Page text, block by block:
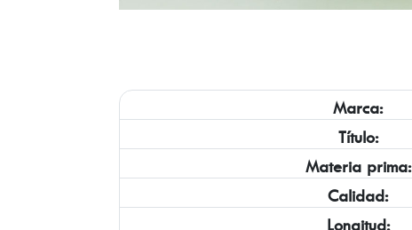
Marca:
Título:
Materia prima:
Calidad:
Longitud: